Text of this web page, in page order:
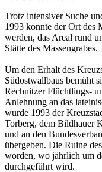
Trotz intensiver Suche
1993 konnte der Ort des
werden, das Areal rund
Stätte des Massengrabes.
Um den Erhalt des
Südostwallbaus bemüht
Rechnitzer Flüchtlings-
Anlehnung an das
wurde 1993 der
Torberg, dem Bildhauer
und an den
übergeben. Die Ruine
worden, wo jährlich um
durchgeführt wird.